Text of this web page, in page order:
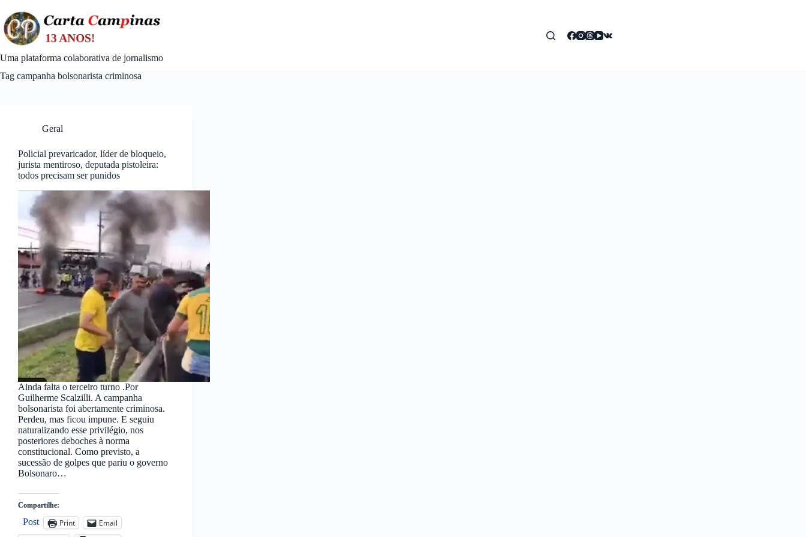
content
Uma plataforma colaborativa de jornalismo
Tag campanha bolsonarista criminosa
Geral
Policial prevaricador, líder de bloqueio,
jurista mentiroso, deputada pistoleira:
todos precisam ser punidos
Ainda falta o terceiro turno .Por
Guilherme Scalzilli. A campanha
bolsonarista foi abertamente criminosa.
Perdeu, mas ficou impune. E seguiu
naturalizando esse privilégio, nos
posteriores deboches à norma
constitucional. Como previsto, a
sucessão de golpes que pariu o governo
Bolsonaro…
Compartilhe:
Post Print
Email